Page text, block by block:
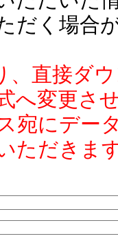
だく場合
、直接ダ
へ変更さ
宛にデー
ただきま